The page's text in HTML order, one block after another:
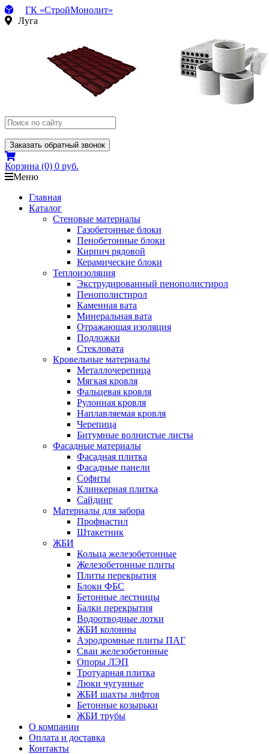
ГК «СтройМонолит»
Луга
Заказать обратный звонок
Корзина (0) 0 руб.
Меню
Главная
Каталог
Стеновые материалы
Газобетонные блоки
Пенобетонные блоки
Кирпич рядовой
Керамические блоки
Теплоизоляция
Экструдированный пенополистирол
Пенополистирол
Каменная вата
Минеральная вата
Отражающая изоляция
Подложки
Стекловата
Кровельные материалы
Металлочерепица
Мягкая кровля
Фальцевая кровля
Рулонная кровля
Наплавляемая кровля
Черепица
Битумные волнистые листы
Фасадные материалы
Фасадная плитка
Фасадные панели
Софиты
Клинкерная плитка
Сайдинг
Материалы для забора
Профнастил
Штакетник
ЖБИ
Кольца железобетонные
Железобетонные плиты
Плиты перекрытия
Блоки ФБС
Бетонные лестницы
Балки перекрытия
Водоотводные лотки
ЖБИ колонны
Аэродромные плиты ПАГ
Сваи железобетонные
Опоры ЛЭП
Тротуарная плитка
Люки чугунные
ЖБИ шахты лифтов
Бетонные козырьки
ЖБИ трубы
О компании
Оплата и доставка
Контакты